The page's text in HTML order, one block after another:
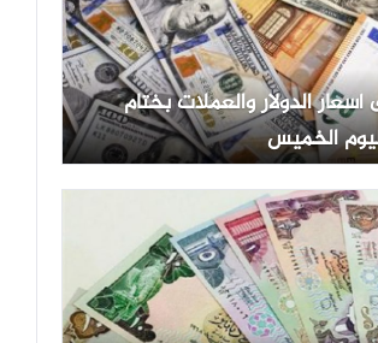
الدولار والعملات بختام
الخميس